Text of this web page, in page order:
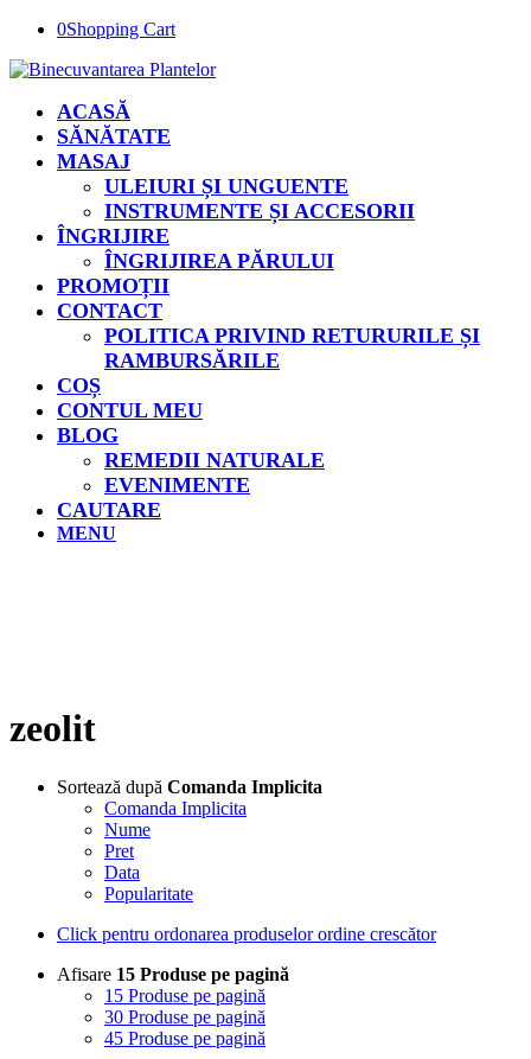
0Shopping Cart
ACASĂ
SĂNĂTATE
MASAJ
ULEIURI ȘI UNGUENTE
INSTRUMENTE ȘI ACCESORII
ÎNGRIJIRE
ÎNGRIJIREA PĂRULUI
PROMOȚII
CONTACT
POLITICA PRIVIND RETURURILE ȘI
RAMBURSĂRILE
COȘ
CONTUL MEU
BLOG
REMEDII NATURALE
EVENIMENTE
CAUTARE
MENU
zeolit
Sortează după Comanda Implicita
Comanda Implicita
Nume
Pret
Data
Popularitate
Click pentru ordonarea produselor ordine crescător
Afisare 15 Produse pe pagină
15 Produse pe pagină
30 Produse pe pagină
45 Produse pe pagină